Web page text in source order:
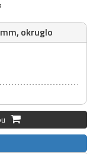
okruglo